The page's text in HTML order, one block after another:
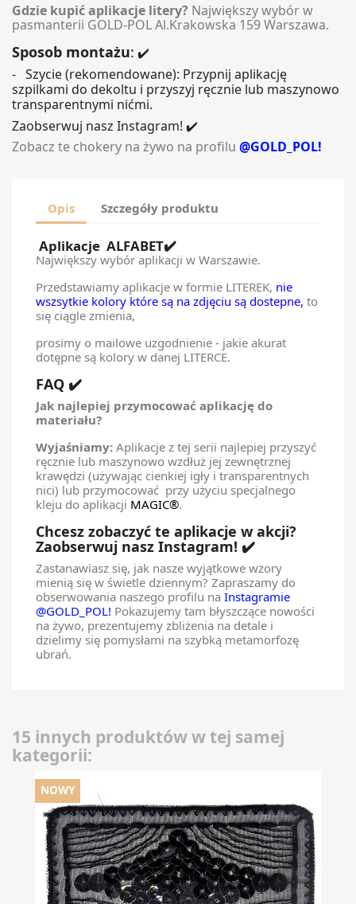
Gdzie kupić aplikacje litery? Największy wybór w
pasmanterii GOLD-POL Al.Krakowska 159 Warszawa.
Sposob montażu: ✔️
- Szycie (rekomendowane): Przypnij aplikację
szpilkami do dekoltu i przyszyj ręcznie lub maszynowo
transparentnymi nićmi.
Zaobserwuj nasz Instagram! ✔️
Zobacz te chokery na żywo na profilu @GOLD_POL!
Opis Szczegóły produktu
Aplikacje ALFABET✔️
Największy wybór aplikacji w Warszawie.
Przedstawiamy aplikacje w formie LITEREK, nie
wszsytkie kolory które są na zdjęciu są dostepne, to
się ciągle zmienia,
prosimy o mailowe uzgodnienie - jakie akurat
dotępne są kolory w danej LITERCE.
FAQ ✔️
Jak najlepiej przymocować aplikację do
materiału?
Wyjaśniamy: Aplikacje z tej serii najlepiej przyszyć
ręcznie lub maszynowo wzdłuż jej zewnętrznej
krawędzi (używając cienkiej igły i transparentnych
nici) lub przymocować przy użyciu specjalnego
kleju do aplikacji MAGIC®.
Chcesz zobaczyć te aplikacje w akcji?
Zaobserwuj nasz Instagram! ✔️
Zastanawiasz się, jak nasze wyjątkowe wzory
mienią się w świetle dziennym? Zapraszamy do
obserwowania naszego profilu na Instagramie
@GOLD_POL! Pokazujemy tam błyszczące nowości
na żywo, prezentujemy zbliżenia na detale i
dzielimy się pomysłami na szybką metamorfozę
ubrań.
15 innych produktów w tej samej
kategorii:
NOWY